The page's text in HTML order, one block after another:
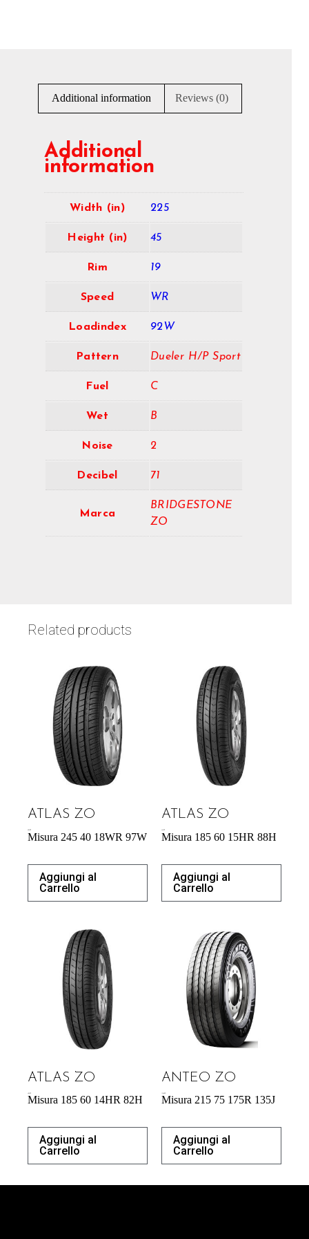
Additional information Reviews (0)
Additional
information
Width (in) 225
Height (in) 45
Rim 19
Speed WR
Loadindex 92W
Pattern Dueler H/P Sport
Fuel C
Wet B
Noise 2
Decibel 71
Marca
BRIDGESTONE
ZO
Related products
ATLAS ZO
Misura 245 40 18WR 97W
Aggiungi al
Carrello
ATLAS ZO
Misura 185 60 15HR 88H
Aggiungi al
Carrello
ATLAS ZO
Misura 185 60 14HR 82H
Aggiungi al
Carrello
ANTEO ZO
Misura 215 75 175R 135J
Aggiungi al
Carrello